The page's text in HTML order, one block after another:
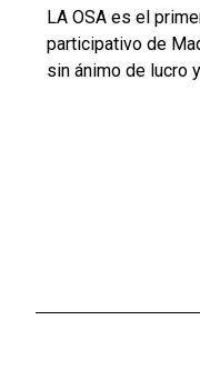
LA OSA es el
participativo de
sin ánimo de lucro